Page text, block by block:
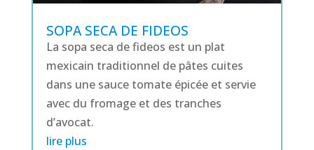
SOPA SECA DE FIDEOS
La sopa seca de fideos est un plat
mexicain traditionnel de pâtes cuites
dans une sauce tomate épicée et servie
avec du fromage et des tranches
d’avocat.
lire plus